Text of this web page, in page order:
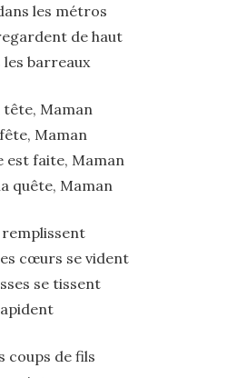
les métros
de haut
les barreaux
tête, Maman
Maman
est faite, Maman
quête, Maman
remplissent
cœurs se vident
se tissent
coups de fils